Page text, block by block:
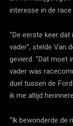
interesse in de
“De eerste keer
vader”, stelde Van
gevierd. “Dat moet
vader was
duel tussen de Ford
ik me altijd
“Ik bewonderde de